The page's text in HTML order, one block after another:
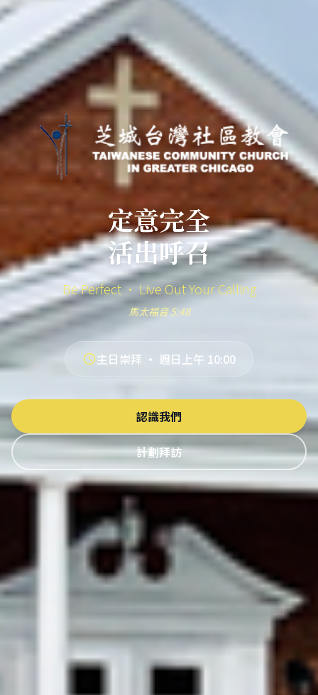
定意完全
活出呼召
Be Perfect · Live Out Your Calling
馬太福音 5:48
主日崇拜 · 週日上午 10:00
認識我們
計劃拜訪